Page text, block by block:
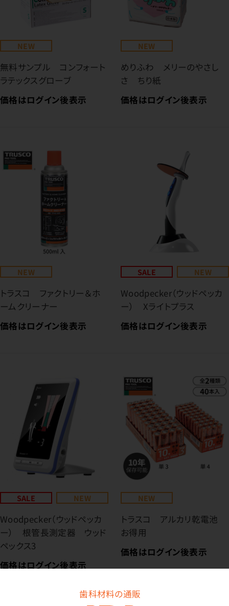
歯科材料の通販
NEW
無料サンプル コンフォート
ラテックスグローブ
価格はログイン後表示
NEW
めりふわ メリーのやさし
さ ちり紙
価格はログイン後表示
NEW
トラスコ ファクトリー＆ホ
ームクリーナー
価格はログイン後表示
SALE NEW
Woodpecker（ウッドペッカ
ー） Xライトプラス
価格はログイン後表示
SALE NEW
Woodpecker（ウッドペッカ
ー） 根管長測定器 ウッド
ペックス3
価格はログイン後表示
NEW
トラスコ アルカリ乾電池
お得用
価格はログイン後表示